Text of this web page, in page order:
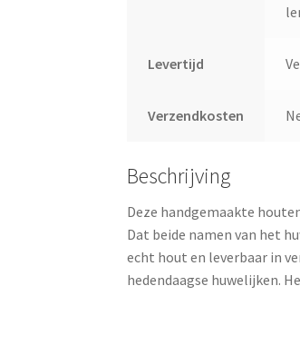
Levertijd
Verzendkosten
Beschrijving
Deze handgemaakte
Dat beide namen van het
echt hout en leverbaar in
hedendaagse huwelijken.